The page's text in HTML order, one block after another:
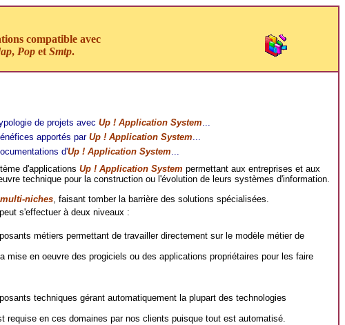
compatible avec
, Pop et Smtp.
de projets avec Up ! Application System
apportés par Up ! Application System
d'Up ! Application System
d'applications Up ! Application System permettant aux entreprises et aux
technique pour la construction ou l'évolution de leurs systèmes d'information.
niches, faisant tomber la barrière des solutions spécialisées.
peut s'effectuer à deux niveaux :
métiers permettant de travailler directement sur le modèle métier de
mise en oeuvre des progiciels ou des applications propriétaires pour les faire
techniques gérant automatiquement la plupart des technologies
requise en ces domaines par nos clients puisque tout est automatisé.